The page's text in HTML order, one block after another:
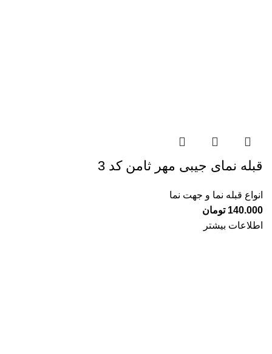
قبله نمای جیبی مهر ثامن کد 3
انواع قبله نما و جهت نما
140.000 تومان
اطلاعات بیشتر